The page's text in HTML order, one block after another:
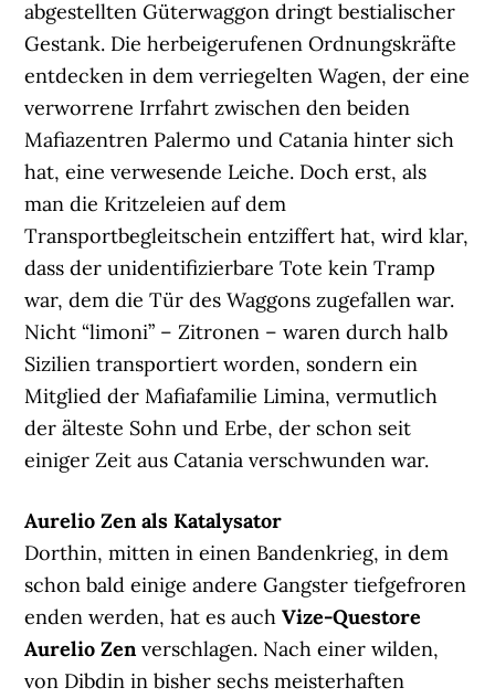
abgestellten Güterwaggon dringt bestialischer
Gestank. Die herbeigerufenen Ordnungskräfte
entdecken in dem verriegelten Wagen, der eine
verworrene Irrfahrt zwischen den beiden
Mafiazentren Palermo und Catania hinter sich
hat, eine verwesende Leiche. Doch erst, als
man die Kritzeleien auf dem
Transportbegleitschein entziffert hat, wird klar,
dass der unidentifizierbare Tote kein Tramp
war, dem die Tür des Waggons zugefallen war.
Nicht “limoni” – Zitronen – waren durch halb
Sizilien transportiert worden, sondern ein
Mitglied der Mafiafamilie Limina, vermutlich
der älteste Sohn und Erbe, der schon seit
einiger Zeit aus Catania verschwunden war.
Aurelio Zen als Katalysator
Dorthin, mitten in einen Bandenkrieg, in dem
schon bald einige andere Gangster tiefgefroren
enden werden, hat es auchVize-Questore
Aurelio Zenverschlagen. Nach einer wilden,
von Dibdin in bisher sechs meisterhaften